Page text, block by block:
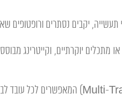
יקבים נסתרים ורופטופים